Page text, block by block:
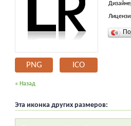
PNG ICO
« Назад
Эта иконка других размеров: